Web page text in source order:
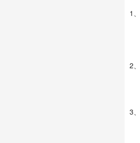
1、
2、
3、